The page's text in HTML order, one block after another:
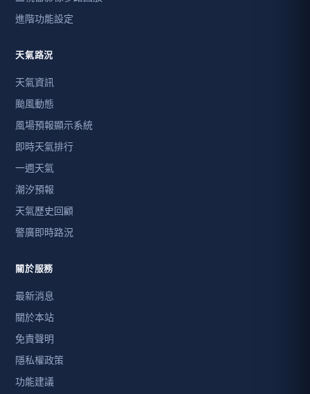
進階功能設定
天氣路況
天氣資訊
颱風動態
風場預報顯示系統
即時天氣排行
一週天氣
潮汐預報
天氣歷史回顧
警廣即時路況
關於服務
最新消息
關於本站
免責聲明
隱私權政策
功能建議